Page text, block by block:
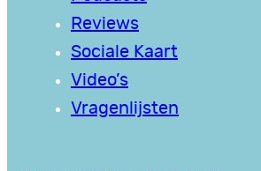
Reviews
Sociale Kaart
Video’s
Vragenlijsten